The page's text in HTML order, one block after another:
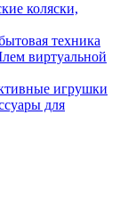
коляски,
техника
виртуальной
игрушки
для